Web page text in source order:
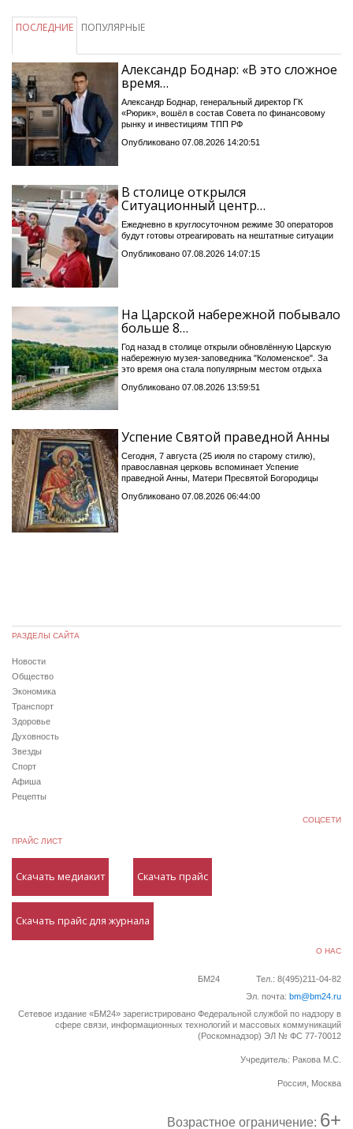
ПОСЛЕДНИЕ ПОПУЛЯРНЫЕ
Александр Боднар: «В это сложное
время…
Александр Боднар, генеральный директор ГК
«Рюрик», вошёл в состав Совета по финансовому
рынку и инвестициям ТПП РФ
Опубликовано 07.08.2026 14:20:51
В столице открылся
Ситуационный центр…
Ежедневно в круглосуточном режиме 30 операторов
будут готовы отреагировать на нештатные ситуации
Опубликовано 07.08.2026 14:07:15
На Царской набережной побывало
больше 8…
Год назад в столице открыли обновлённую Царскую
набережную музея-заповедника "Коломенское". За
это время она стала популярным местом отдыха
Опубликовано 07.08.2026 13:59:51
Успение Святой праведной Анны
Сегодня, 7 августа (25 июля по старому стилю),
православная церковь вспоминает Успение
праведной Анны, Матери Пресвятой Богородицы
Опубликовано 07.08.2026 06:44:00
РАЗДЕЛЫ САЙТА
Новости
Общество
Экономика
Транспорт
Здоровье
Духовность
Звезды
Спорт
Афиша
Рецепты
СОЦСЕТИ
ПРАЙС ЛИСТ
Скачать медиакит Скачать прайс
Скачать прайс для журнала
О НАС
БМ24
Тел.: 8(495)211-04-82
Эл. почта: bm@bm24.ru
Сетевое издание «БМ24» зарегистрировано Федеральной службой по надзору в
сфере связи, информационных технологий и массовых коммуникаций
(Роскомнадзор) ЭЛ № ФС 77-70012
Учредитель: Ракова М.С.
Россия, Москва
Возрастное ограничение: 6+